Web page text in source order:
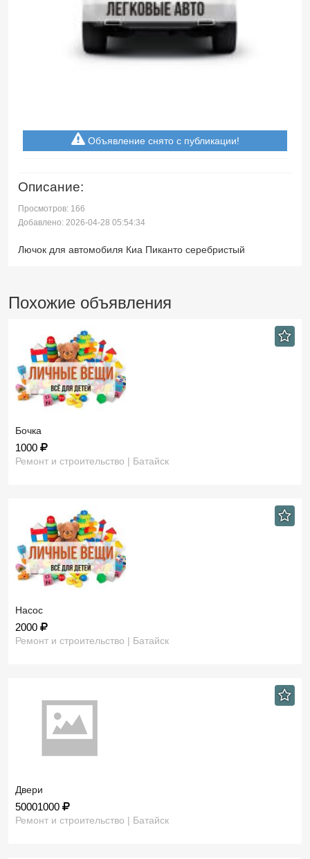
Объявление снято с публикации!
Описание:
Просмотров: 166
Добавлено: 2026-04-28 05:54:34
Лючок для автомобиля Киа Пиканто серебристый
Похожие объявления
Бочка
1000
Ремонт и строительство | Батайск
Насос
2000
Ремонт и строительство | Батайск
Двери
50001000
Ремонт и строительство | Батайск